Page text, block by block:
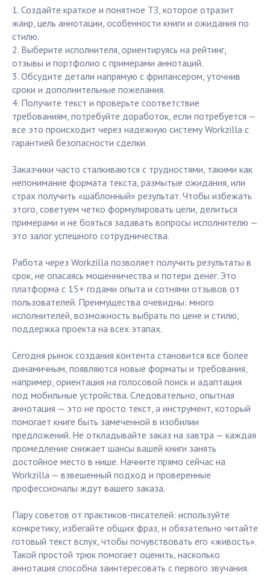
1. Создайте краткое и понятное ТЗ, которое отразит
жанр, цель аннотации, особенности книги и ожидания по
стилю.
2. Выберите исполнителя, ориентируясь на рейтинг,
отзывы и портфолио с примерами аннотаций.
3. Обсудите детали напрямую с фрилансером, уточнив
сроки и дополнительные пожелания.
4. Получите текст и проверьте соответствие
требованиям, потребуйте доработок, если потребуется —
все это происходит через надежную систему Workzilla с
гарантией безопасности сделки.
Заказчики часто сталкиваются с трудностями, такими как
непонимание формата текста, размытые ожидания, или
страх получить «шаблонный» результат. Чтобы избежать
этого, советуем четко формулировать цели, делиться
примерами и не бояться задавать вопросы исполнителю —
это залог успешного сотрудничества.
Работа через Workzilla позволяет получить результаты в
срок, не опасаясь мошенничества и потери денег. Это
платформа с 15+ годами опыта и сотнями отзывов от
пользователей. Преимущества очевидны: много
исполнителей, возможность выбрать по цене и стилю,
поддержка проекта на всех этапах.
Сегодня рынок создания контента становится все более
динамичным, появляются новые форматы и требования,
например, ориентация на голосовой поиск и адаптация
под мобильные устройства. Следовательно, опытная
аннотация — это не просто текст, а инструмент, который
помогает книге быть замеченной в изобилии
предложений. Не откладывайте заказ на завтра — каждая
промедление снижает шансы вашей книги занять
достойное место в нише. Начните прямо сейчас на
Workzilla — взвешенный подход и проверенные
профессионалы ждут вашего заказа.
Пару советов от практиков-писателей: используйте
конкретику, избегайте общих фраз, и обязательно читайте
готовый текст вслух, чтобы почувствовать его «живость».
Такой простой трюк помогает оценить, насколько
аннотация способна заинтересовать с первого звучания.